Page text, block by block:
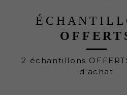
2 échantillons
d'achat